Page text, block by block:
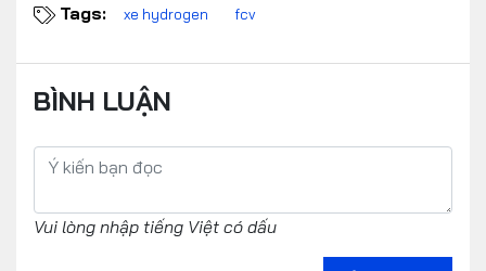
Tags: xe hydrogen fcv
BÌNH LUẬN
Vui lòng nhập tiếng Việt có dấu